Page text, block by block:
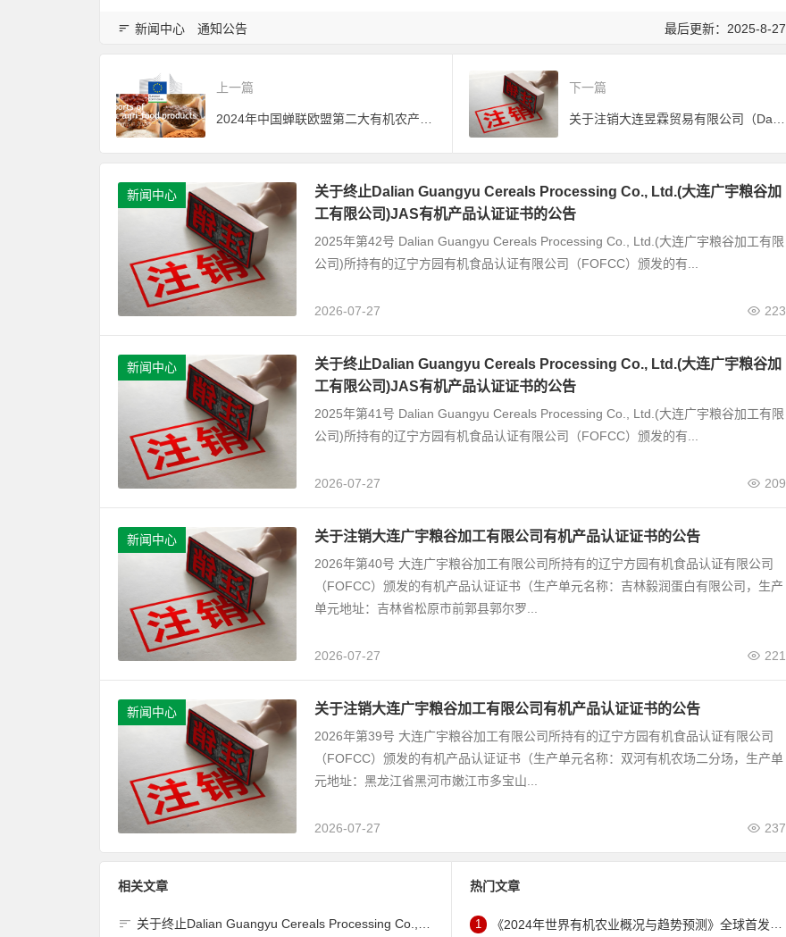
新闻中心 通知公告 最后更新：2025-8-27
上一篇 下一篇
新闻中心
关于终止Dalian Guangyu Cereals Processing Co., Ltd.(大连广宇粮谷加
工有限公司)JAS有机产品认证证书的公告
2025年第42号 Dalian Guangyu Cereals Processing Co., Ltd.(大连广宇粮谷加工有限
公司)所持有的辽宁方园有机食品认证有限公司（FOFCC）颁发的有...
2026-07-27 223
新闻中心
关于终止Dalian Guangyu Cereals Processing Co., Ltd.(大连广宇粮谷加
工有限公司)JAS有机产品认证证书的公告
2025年第41号 Dalian Guangyu Cereals Processing Co., Ltd.(大连广宇粮谷加工有限
公司)所持有的辽宁方园有机食品认证有限公司（FOFCC）颁发的有...
2026-07-27 209
新闻中心 关于注销大连广宇粮谷加工有限公司有机产品认证证书的公告
2026年第40号 大连广宇粮谷加工有限公司所持有的辽宁方园有机食品认证有限公司
（FOFCC）颁发的有机产品认证证书（生产单元名称：吉林毅润蛋白有限公司，生产
单元地址：吉林省松原市前郭县郭尔罗...
2026-07-27 221
新闻中心 关于注销大连广宇粮谷加工有限公司有机产品认证证书的公告
2026年第39号 大连广宇粮谷加工有限公司所持有的辽宁方园有机食品认证有限公司
（FOFCC）颁发的有机产品认证证书（生产单元名称：双河有机农场二分场，生产单
元地址：黑龙江省黑河市嫩江市多宝山...
2026-07-27 237
相关文章
关于终止Dalian Guangyu Cereals Processing Co., Ltd.(大连广宇粮谷加工有限公司)JAS有机产品认证证书的公告
热门文章
1 《2024年世界有机农业概况与趋势预测》全球首发 – 中国有机市场规模跻身世界第三